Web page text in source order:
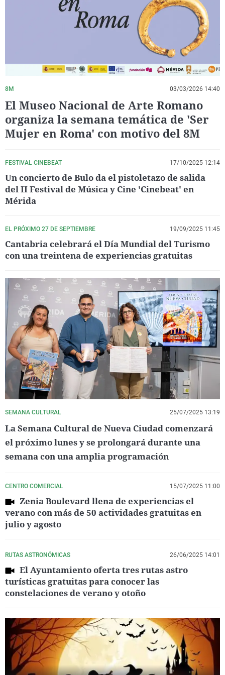
La rosa de los vientos
Gente viajera
Como el perro y el
Caso
Retornados
Equipo de
Operación Viuda
Extremadura
Galicia
La Rioja
Navarra
País Vasco
Virales
Televisión
Elecciones
8M 03/03/2026 14:40
El Museo Nacional de Arte Romano
organiza la semana temática de 'Ser
Mujer en Roma' con motivo del 8M
FESTIVAL CINEBEAT 17/10/2025 12:14
Un concierto de Bulo da el pistoletazo de salida
del II Festival de Música y Cine 'Cinebeat' en
Mérida
EL PRÓXIMO 27 DE SEPTIEMBRE 19/09/2025 11:45
Cantabria celebrará el Día Mundial del Turismo
con una treintena de experiencias gratuitas
SEMANA CULTURAL 25/07/2025 13:19
La Semana Cultural de Nueva Ciudad comenzará
el próximo lunes y se prolongará durante una
semana con una amplia programación
CENTRO COMERCIAL 15/07/2025 11:00
Zenia Boulevard llena de experiencias el
verano con más de 50 actividades gratuitas en
julio y agosto
RUTAS ASTRONÓMICAS 26/06/2025 14:01
El Ayuntamiento oferta tres rutas astro
turísticas gratuitas para conocer las
constelaciones de verano y otoño